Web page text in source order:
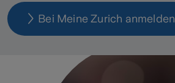
Bei Meine Zurich anmelden